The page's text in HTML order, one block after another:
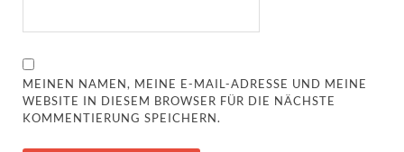
MEINEN NAMEN, MEINE E-MAIL-ADRESSE UND MEINE
WEBSITE IN DIESEM BROWSER FÜR DIE NÄCHSTE
KOMMENTIERUNG SPEICHERN.